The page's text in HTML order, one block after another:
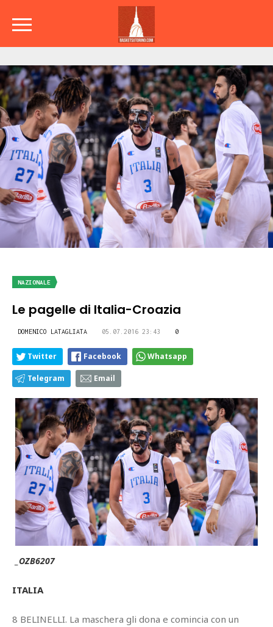
NAZIONALE
Le pagelle di Italia-Croazia
DOMENICO LATAGLIATA 05.07.2016 23:43 0
Twitter Facebook Whatsapp
Telegram Email
_OZB6207
ITALIA
8 BELINELLI. La maschera gli dona e comincia con un